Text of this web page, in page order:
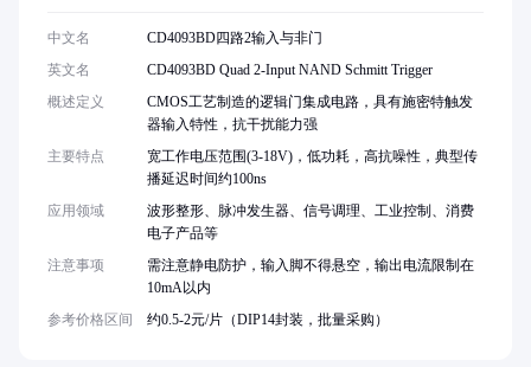
中文名
CD4093BD四路2输入与非门
英文名
CD4093BD Quad 2-Input NAND Schmitt Trigger
概述定义
CMOS工艺制造的逻辑门集成电路，具有施密特触发
器输入特性，抗干扰能力强
主要特点
宽工作电压范围(3-18V)，低功耗，高抗噪性，典型传
播延迟时间约100ns
应用领域
波形整形、脉冲发生器、信号调理、工业控制、消费
电子产品等
注意事项
需注意静电防护，输入脚不得悬空，输出电流限制在
10mA以内
参考价格区间
约0.5-2元/片（DIP14封装，批量采购）